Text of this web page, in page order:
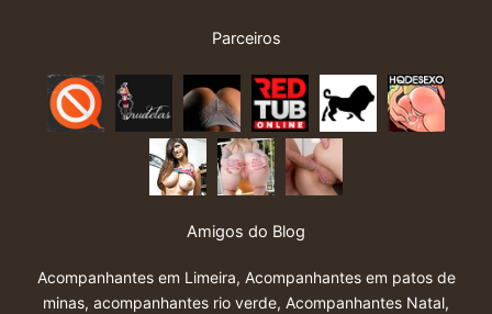
Parceiros
Amigos do Blog
Acompanhantes em Limeira, Acompanhantes em patos de
minas, acompanhantes rio verde, Acompanhantes Natal,